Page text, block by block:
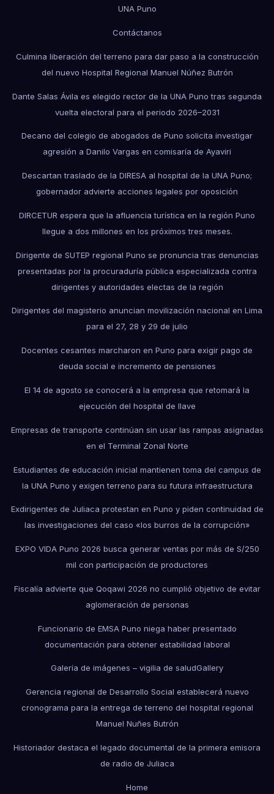
UNA Puno
Contáctanos
Culmina liberación del terreno para dar paso a la construcción
del nuevo Hospital Regional Manuel Núñez Butrón
Dante Salas Ávila es elegido rector de la UNA Puno tras segunda
vuelta electoral para el periodo 2026–2031
Decano del colegio de abogados de Puno solicita investigar
agresión a Danilo Vargas en comisaría de Ayaviri
Descartan traslado de la DIRESA al hospital de la UNA Puno;
gobernador advierte acciones legales por oposición
DIRCETUR espera que la afluencia turística en la región Puno
llegue a dos millones en los próximos tres meses.
Dirigente de SUTEP regional Puno se pronuncia tras denuncias
presentadas por la procuraduría pública especializada contra
dirigentes y autoridades electas de la región
Dirigentes del magisterio anuncian movilización nacional en Lima
para el 27, 28 y 29 de julio
Docentes cesantes marcharon en Puno para exigir pago de
deuda social e incremento de pensiones
El 14 de agosto se conocerá a la empresa que retomará la
ejecución del hospital de Ilave
Empresas de transporte continúan sin usar las rampas asignadas
en el Terminal Zonal Norte
Estudiantes de educación inicial mantienen toma del campus de
la UNA Puno y exigen terreno para su futura infraestructura
Exdirigentes de Juliaca protestan en Puno y piden continuidad de
las investigaciones del caso «los burros de la corrupción»
EXPO VIDA Puno 2026 busca generar ventas por más de S/250
mil con participación de productores
Fiscalía advierte que Qoqawi 2026 no cumplió objetivo de evitar
aglomeración de personas
Funcionario de EMSA Puno niega haber presentado
documentación para obtener estabilidad laboral
Galería de imágenes – vigilia de saludGallery
Gerencia regional de Desarrollo Social establecerá nuevo
cronograma para la entrega de terreno del hospital regional
Manuel Nuñes Butrón
Historiador destaca el legado documental de la primera emisora
de radio de Juliaca
Home